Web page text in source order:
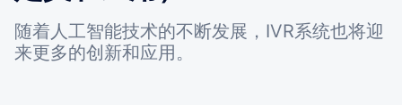
随着人工智能技术的不断发展，IVR系统也将迎
来更多的创新和应用。